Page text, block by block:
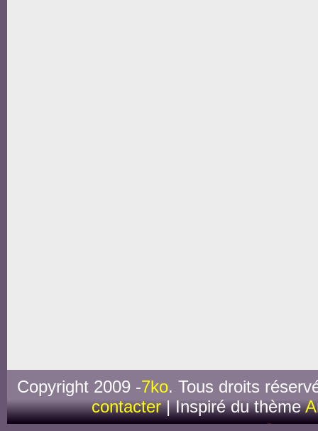
Copyright 2009 -7ko. Tous droits
contacter| Inspiré du thème